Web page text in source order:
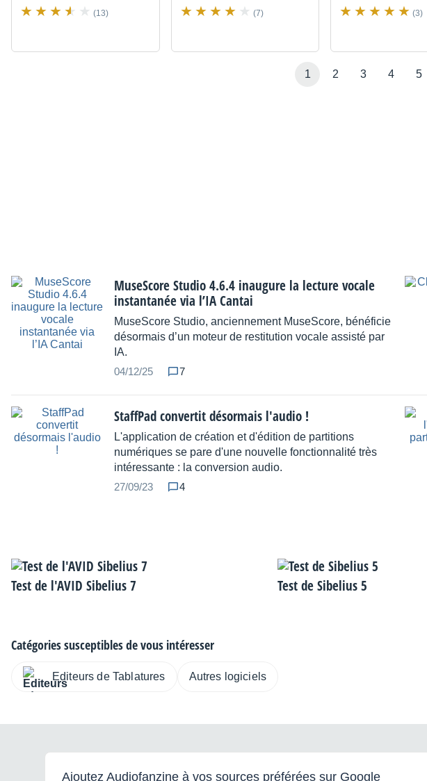
(13) (7) (3)
1 2 3 4 5
MuseScore Studio 4.6.4 inaugure la lecture vocale
instantanée via l’IA Cantai
MuseScore Studio, anciennement MuseScore, bénéficie
désormais d’un moteur de restitution vocale assisté par
IA.
04/12/25
7
StaffPad convertit désormais l'audio !
L'application de création et d'édition de partitions
numériques se pare d'une nouvelle fonctionnalité très
intéressante : la conversion audio.
27/09/23
4
Test de l'AVID Sibelius 7 Test de Sibelius 5
Catégories susceptibles de vous intéresser
Editeurs de Tablatures Autres logiciels
Ajoutez Audiofanzine à vos sources préférées sur Google